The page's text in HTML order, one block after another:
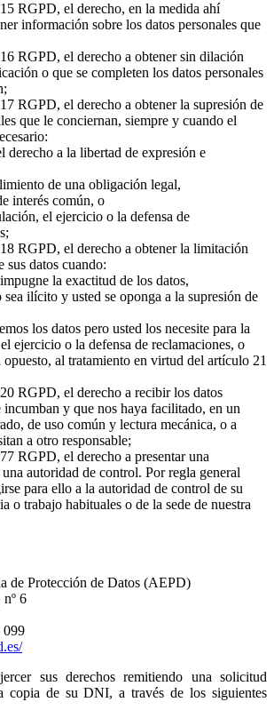
RGPD, el derecho, en la medida ahí
información sobre los datos personales que
RGPD, el derecho a obtener sin dilación
o que se completen los datos personales
RGPD, el derecho a obtener la supresión de
que le conciernan, siempre y cuando el
derecho a la libertad de expresión e
de una obligación legal,
interés común, o
el ejercicio o la defensa de
RGPD, el derecho a obtener la limitación
sus datos cuando:
la exactitud de los datos,
sea ilícito y usted se oponga a la supresión de
los datos pero usted los necesite para la
ejercicio o la defensa de reclamaciones, o
opuesto, al tratamiento en virtud del artículo 21
RGPD, el derecho a recibir los datos
incumban y que nos haya facilitado, en un
de uso común y lectura mecánica, o a
a otro responsable;
RGPD, el derecho a presentar una
autoridad de control. Por regla general
para ello a la autoridad de control de su
o trabajo habituales o de la sede de nuestra
de Protección de Datos (AEPD)
nº 6
099
sus derechos remitiendo una solicitud
copia de su DNI, a través de los siguientes